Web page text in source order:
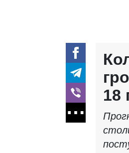
18